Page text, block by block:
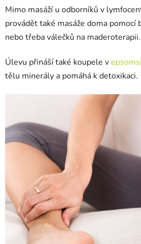
Mimo masáží u odborníků v
provádět také masáže doma pomocí
nebo třeba válečků na maderoterapii.
Úlevu přináší také koupele v
tělu minerály a pomáhá k detoxikaci.